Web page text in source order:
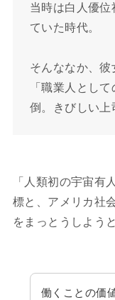
当時は白人優
ていた時代。
そんななか、彼
「職業人とし
倒。きびしい上
「人類初の宇宙有
標と、アメリカ社
をまっとうしよう
働くことの価